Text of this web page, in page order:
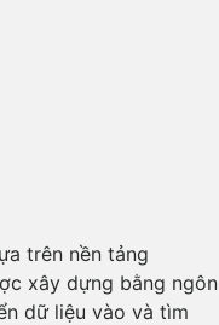
trên nền tảng
xây dựng bằng ngôn
dữ liệu vào và tìm